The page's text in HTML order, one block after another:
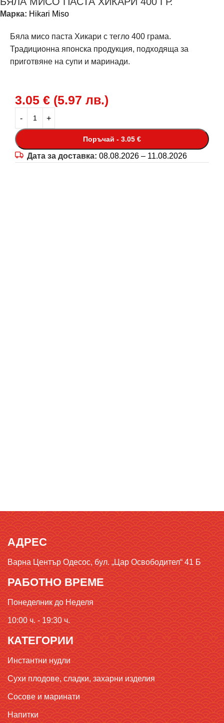
Марка: Hikari Miso
Бяла мисо паста Хикари с тегло 400 грама.
Традиционна японска продукция, подходяща за
приготвяне на супи и маринади.
3.05 € (5.97 лв.)
Поръчай - 3.05 €
Дата за доставка: 08.08.2026 – 11.08.2026
АДРЕС
Варна Център Одесос, бул. „Цар Освободител“ 41 Б
РАБОТНО ВРЕМЕ
Понеделник до Неделя
10:00 ч. - 19:30 ч.
КАТЕГОРИИ
Инстантни нудли
Сухи плодове, сладки, захарни изделия
Сосове и маринати
Напитки